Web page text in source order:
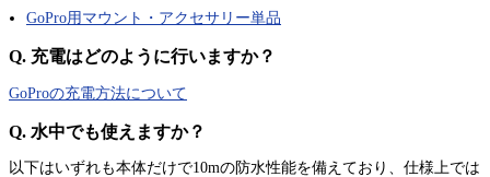
GoPro用マウント・アクセサリー単品
Q. 充電はどのように行いますか？
GoProの充電方法について
Q. 水中でも使えますか？
以下はいずれも本体だけで10mの防水性能を備えており、仕様上では